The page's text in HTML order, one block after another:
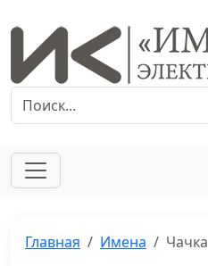
Главная Имена Чачка